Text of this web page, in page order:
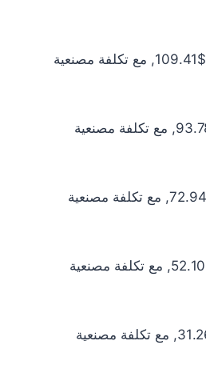
سعر الذهب عيار 21 اليوم يبلغ $96.56 للشراء الخام و$99.46 للبيع الخام. أما مع إضافة المصنعية، فيرتفع سعر الشراء إلى $106.22 وسعر البيع إلى $109.41, مع تكلفة مصنعية
سعر الذهب عيار 18 اليوم يبلغ $82.77 للشراء الخام و$85.25 للبيع الخام. أما مع إضافة المصنعية، فيرتفع سعر الشراء إلى $91.04 وسعر البيع إلى $93.78, مع تكلفة مصنعية
سعر الذهب عيار 14 اليوم يبلغ $64.38 للشراء الخام و$66.31 للبيع الخام. أما مع إضافة المصنعية، فيرتفع سعر الشراء إلى $70.81 وسعر البيع إلى $72.94, مع تكلفة مصنعية
سعر الذهب عيار 10 اليوم يبلغ $45.98 للشراء الخام و$47.36 للبيع الخام. أما مع إضافة المصنعية، فيرتفع سعر الشراء إلى $50.58 وسعر البيع إلى $52.10, مع تكلفة مصنعية
سعر الذهب عيار 6 اليوم يبلغ $27.59 للشراء الخام و$28.42 للبيع الخام. أما مع إضافة المصنعية، فيرتفع سعر الشراء إلى $30.35 وسعر البيع إلى $31.26, مع تكلفة مصنعية